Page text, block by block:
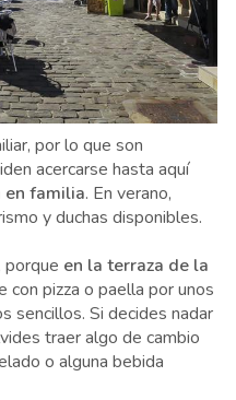
por lo que son
acercarse hasta aquí
en familia. En verano,
y duchas disponibles.
porque en la terraza de la
con pizza o paella por unos
sencillos. Si decides nadar
traer algo de cambio
o alguna bebida